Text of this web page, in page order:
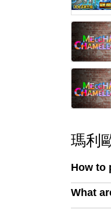
瑪利
How to
What